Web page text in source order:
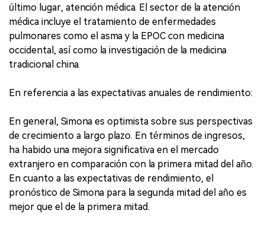
último lugar, atención médica. El sector de la atención
médica incluye el tratamiento de enfermedades
pulmonares como el asma y la EPOC con medicina
occidental, así como la investigación de la medicina
tradicional china.
En referencia a las expectativas anuales de rendimiento:
En general, Simona es optimista sobre sus perspectivas
de crecimiento a largo plazo. En términos de ingresos,
ha habido una mejora significativa en el mercado
extranjero en comparación con la primera mitad del año.
En cuanto a las expectativas de rendimiento, el
pronóstico de Simona para la segunda mitad del año es
mejor que el de la primera mitad.